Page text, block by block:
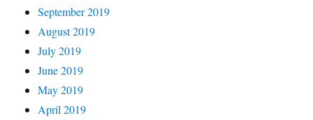
September 2019
August 2019
July 2019
June 2019
May 2019
April 2019